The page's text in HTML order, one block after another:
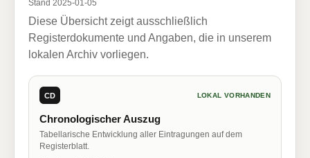
Stand 2025-01-05
Diese Übersicht zeigt ausschließlich
Registerdokumente und Angaben, die in unserem
lokalen Archiv vorliegen.
CD LOKAL VORHANDEN
Chronologischer Auszug
Tabellarische Entwicklung aller Eintragungen auf dem
Registerblatt.